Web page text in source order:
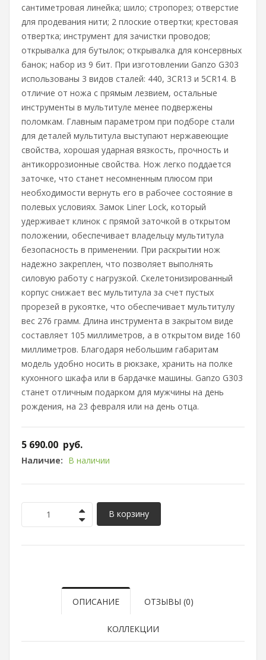
сантиметровая линейка; шило; стропорез; отверстие
для продевания нити; 2 плоские отвертки; крестовая
отвертка; инструмент для зачистки проводов;
открывалка для бутылок; открывалка для консервных
банок; набор из 9 бит. При изготовлении Ganzo G303
использованы 3 видов сталей: 440, 3CR13 и 5CR14. В
отличие от ножа с прямым лезвием, остальные
инструменты в мультитуле менее подвержены
поломкам. Главным параметром при подборе стали
для деталей мультитула выступают нержавеющие
свойства, хорошая ударная вязкость, прочность и
антикоррозионные свойства. Нож легко поддается
заточке, что станет несомненным плюсом при
необходимости вернуть его в рабочее состояние в
полевых условиях. Замок Liner Lock, который
удерживает клинок с прямой заточкой в открытом
положении, обеспечивает владельцу мультитула
безопасность в применении. При раскрытии нож
надежно закреплен, что позволяет выполнять
силовую работу с нагрузкой. Скелетонизированный
корпус снижает вес мультитула за счет пустых
прорезей в рукоятке, что обеспечивает мультитулу
вес 276 грамм. Длина инструмента в закрытом виде
составляет 105 миллиметров, а в открытом виде 160
миллиметров. Благодаря небольшим габаритам
модель удобно носить в рюкзаке, хранить на полке
кухонного шкафа или в бардачке машины. Ganzo G303
станет отличным подарком для мужчины на день
рождения, на 23 февраля или на день отца.
5 690.00 руб.
Наличие: В наличии
В корзину
ОПИСАНИЕ ОТЗЫВЫ (0)
КОЛЛЕКЦИИ